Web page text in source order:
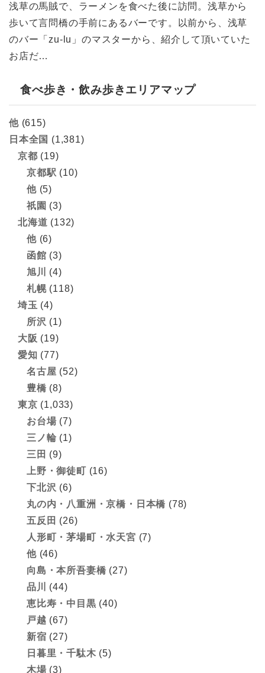
浅草の馬賊で、ラーメンを食べた後に訪問。浅草から
歩いて言問橋の手前にあるバーです。以前から、浅草
のバー「zu-lu」のマスターから、紹介して頂いていた
お店だ…
食べ歩き・飲み歩きエリアマップ
他(615)
日本全国 (1,381)
京都 (19)
京都駅 (10)
他(5)
祇園 (3)
北海道 (132)
他(6)
函館 (3)
旭川
(4)
札幌(118)
埼玉 (4)
所沢 (1)
大阪 (19)
愛知 (77)
名古屋 (52)
豊橋 (8)
東京 (1,033)
お台場 (7)
三ノ輪 (1)
三田 (9)
上野・御徒町 (16)
下北沢 (6)
丸の内・八重洲・京橋・日本橋 (78)
五反田 (26)
人形町・茅場町・水天宮 (7)
他(46)
向島・本所吾妻橋 (27)
品川
(44)
恵比寿・中目黒 (40)
戸越 (67)
新宿 (27)
日暮里・千駄木 (5)
木場 (3)